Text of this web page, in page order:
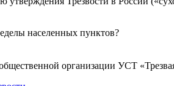
населенных пунктов?
организации УСТ